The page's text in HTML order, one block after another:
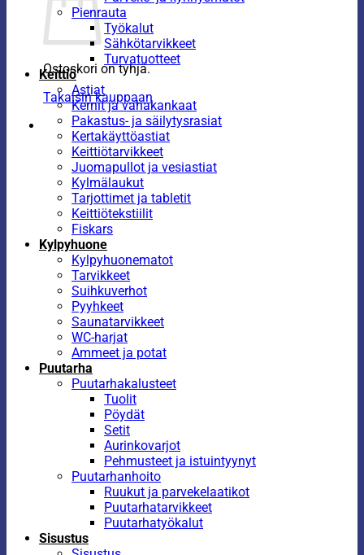
Ostoskori on tyhjä.
Takaisin kauppaan
Pienrauta
Työkalut
Sähkötarvikkeet
Turvatuotteet
Keittiö
Astiat
Kernit ja vahakankaat
Pakastus- ja säilytysrasiat
Kertakäyttöastiat
Keittiötarvikkeet
Juomapullot ja vesiastiat
Kylmälaukut
Tarjottimet ja tabletit
Keittiötekstiilit
Fiskars
Kylpyhuone
Kylpyhuonematot
Tarvikkeet
Suihkuverhot
Pyyhkeet
Saunatarvikkeet
WC-harjat
Ammeet ja potat
Puutarha
Puutarhakalusteet
Tuolit
Pöydät
Setit
Aurinkovarjot
Pehmusteet ja istuintyynyt
Puutarhanhoito
Ruukut ja parvekelaatikot
Puutarhatarvikkeet
Puutarhatyökalut
Sisustus